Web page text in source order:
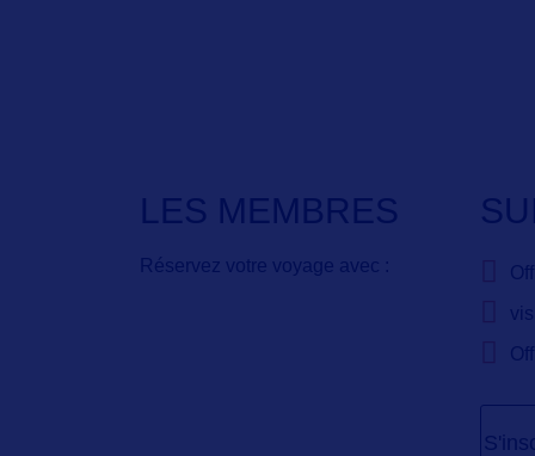
LES MEMBRES
Réservez votre voyage avec :